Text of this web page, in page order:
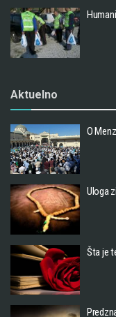
Aktuelno
O
Uloga
Šta je